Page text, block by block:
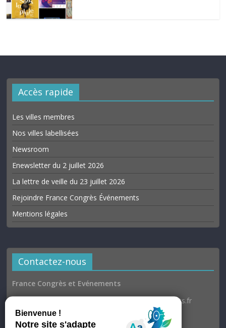
Accès rapide
Les villes membres
Nos villes labellisées
Newsroom
Enewsletter du 2 juillet 2026
La lettre de veille du 23 juillet 2026
Rejoindre France Congrès Événements
Mentions légales
Contactez-nous
France Congrès et Evénements
Email : communication@france-congres-evenements.fr
Heures d’ouverture